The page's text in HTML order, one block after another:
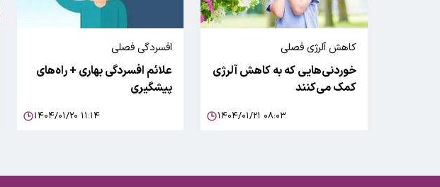
کاهش آلرژی فصلی
خوردنی‌هایی که به کاهش آلرژی
کمک می‌کنند
۱۴۰۴/۰۱/۲۱ ۰۸:۰۳
افسردگی فصلی
علائم افسردگی بهاری + راه‌های
پیشگیری
۱۴۰۴/۰۱/۲۰ ۱۱:۱۴